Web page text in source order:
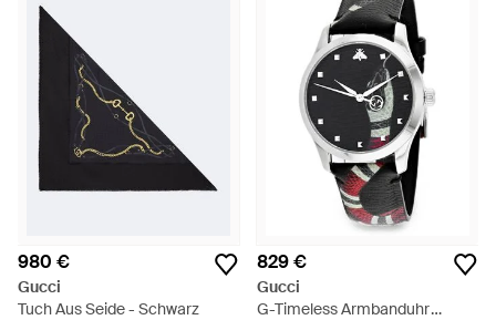
980 €
Gucci
Tuch Aus Seide - Schwarz
829 €
Gucci
G-Timeless Armbanduhr